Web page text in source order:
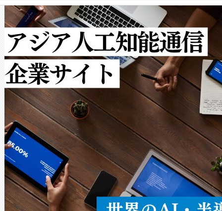
クルの各段階のデータを監視
[…]
で向上し、最大検知距離は
ットだけで最大1キロメート
ルの変電所周囲を監視でき、
作業と点群処理を簡素化でき
Avia 2は、2種類のFOVオプシ
× 80°のノーマルモード、長
ードを切り替えて使用するこ
ることなく、単一のデバイス
うにします。遠距離まで届く
密度なスキャ […]